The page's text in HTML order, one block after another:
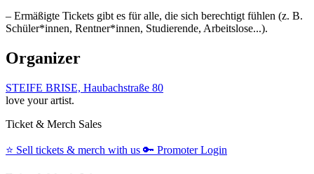
– Ermäßigte Tickets gibt es für alle, die sich berechtigt fühlen (z. B.
Schüler*innen, Rentner*innen, Studierende, Arbeitslose...).
Organizer
STEIFE BRISE, Haubachstraße 80
love your artist.
Ticket & Merch Sales
⭐️ Sell tickets & merch with us 🔑 Promoter Login